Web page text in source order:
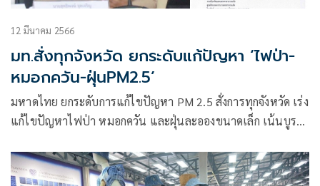
12 มีนาคม 2566
มท.สั่งทุกจังหวัด ยกระดับแก้ปัญหา ‘ไฟป่า-
หมอกควัน-ฝุ่นPM2.5’
มหาดไทย ยกระดับการแก้ไขปัญหา PM 2.5 สั่งการทุกจังหวัด เร่ง
แก้ไขปัญหาไฟป่า หมอกควัน และฝุ่นละอองขนาดเล็ก เน้นบูรณ